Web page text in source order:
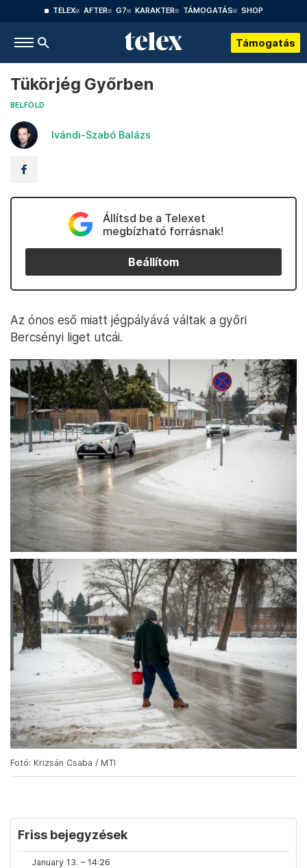
TELEX AFTER G7 KARAKTER TÁMOGATÁS SHOP
Támogatás
Tükörjég Győrben
BELFÖLD
Ivándi-Szabó Balázs
Állítsd be a Telexet
megbízható forrásnak!
Beállítom
Az ónos eső miatt jégpályává váltak a győri
Bercsényi liget utcái.
Fotó: Krizsán Csaba / MTI
Friss bejegyzések
January 13. – 14:26